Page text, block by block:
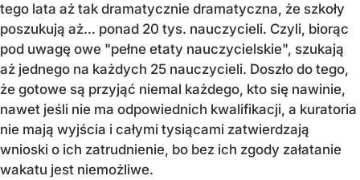
tego lata aż tak dramatycznie dramatyczna, że szkoły
poszukują aż… ponad 20 tys. nauczycieli. Czyli, biorąc
pod uwagę owe "pełne etaty nauczycielskie", szukają
aż jednego na każdych 25 nauczycieli. Doszło do tego,
że gotowe są przyjąć niemal każdego, kto się nawinie,
nawet jeśli nie ma odpowiednich kwalifikacji, a kuratoria
nie mają wyjścia i całymi tysiącami zatwierdzają
wnioski o ich zatrudnienie, bo bez ich zgody załatanie
wakatu jest niemożliwe.